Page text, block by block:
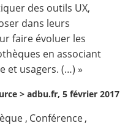
des outils UX,
dans leurs
faire évoluer les
en associant
et usagers. (…) »
> adbu.fr, 5 février 2017
, Conférence,